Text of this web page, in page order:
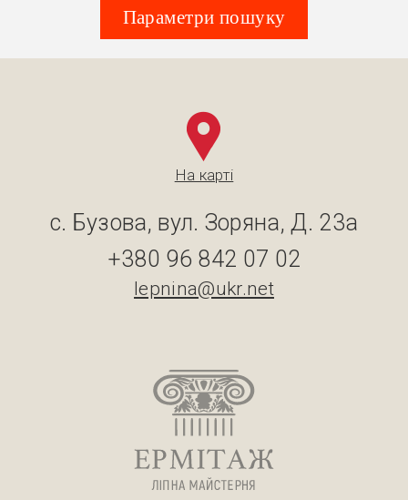
Параметри пошуку
На карті
с. Бузова, вул. Зоряна, Д. 23а
+380 96 842 07 02
lepnina@ukr.net